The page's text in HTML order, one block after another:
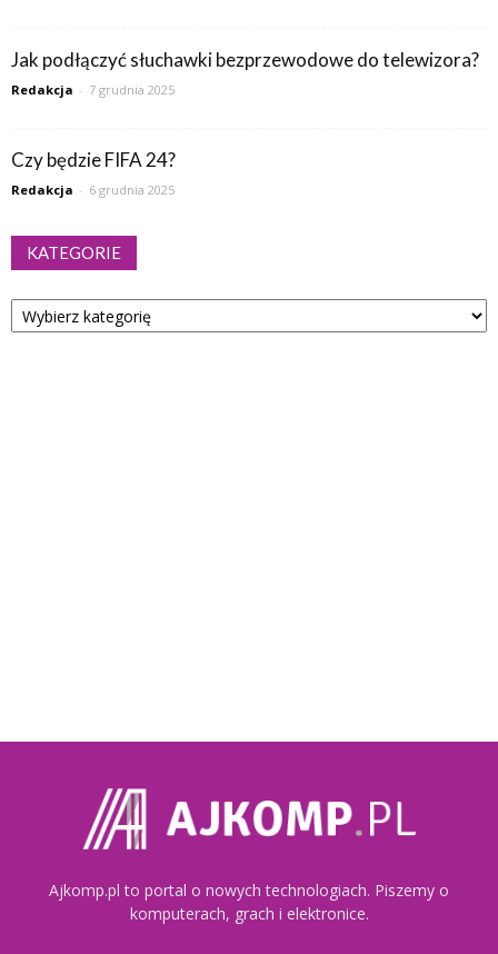
Jak podłączyć słuchawki bezprzewodowe do telewizora?
Redakcja - 7 grudnia 2025
Czy będzie FIFA 24?
Redakcja - 6 grudnia 2025
KATEGORIE
Kategorie
Ajkomp.pl to portal o nowych technologiach. Piszemy o
komputerach, grach i elektronice.